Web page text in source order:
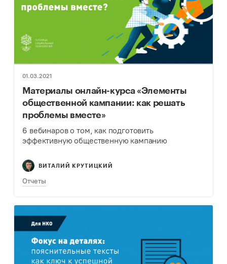
01.03.2021
Материалы онлайн-курса «Элементы
общественной кампании: как решать
проблемы вместе»
6 вебинаров о том, как подготовить
эффективную общественную кампанию
ВИТАЛИЙ КРУТИЦКИЙ
Отчеты